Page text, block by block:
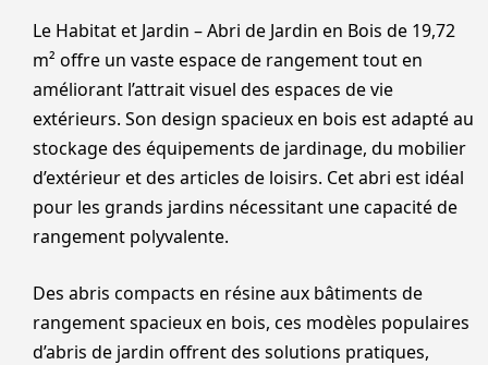
Le Habitat et Jardin – Abri de Jardin en Bois de 19,72
m² offre un vaste espace de rangement tout en
améliorant l’attrait visuel des espaces de vie
extérieurs. Son design spacieux en bois est adapté au
stockage des équipements de jardinage, du mobilier
d’extérieur et des articles de loisirs. Cet abri est idéal
pour les grands jardins nécessitant une capacité de
rangement polyvalente.
Des abris compacts en résine aux bâtiments de
rangement spacieux en bois, ces modèles populaires
d’abris de jardin offrent des solutions pratiques,